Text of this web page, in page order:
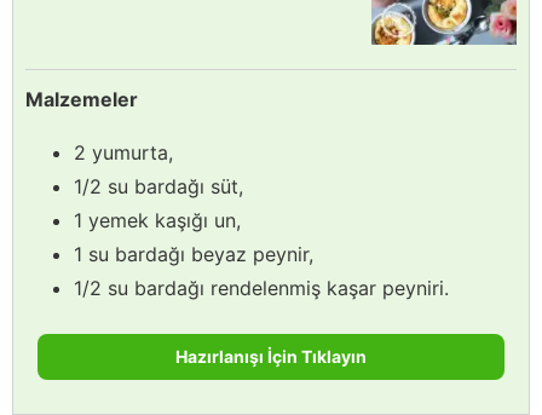
Malzemeler
2 yumurta,
1/2 su bardağı süt,
1 yemek kaşığı un,
1 su bardağı beyaz peynir,
1/2 su bardağı rendelenmiş kaşar peyniri.
Hazırlanışı İçin Tıklayın